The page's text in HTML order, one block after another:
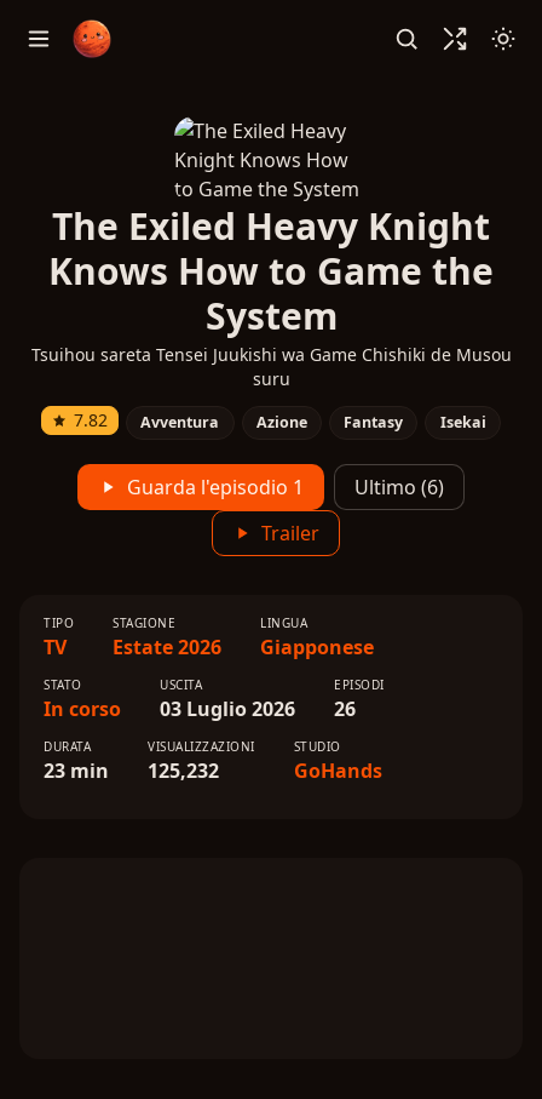
The Exiled Heavy Knight
Knows How to Game the
System
Tsuihou sareta Tensei Juukishi wa Game Chishiki de Musou
suru
7.82
Avventura Azione Fantasy Isekai
Guarda l'episodio 1
Ultimo (6)
Trailer
TIPO
TV
STAGIONE
Estate 2026
LINGUA
Giapponese
STATO
In corso
USCITA
03 Luglio 2026
EPISODI
26
DURATA
23 min
VISUALIZZAZIONI
125,232
STUDIO
GoHands